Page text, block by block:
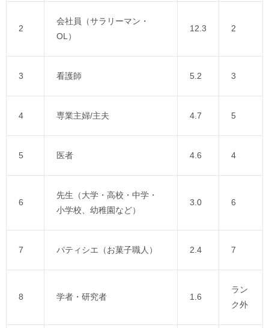
2
会社員（サラリーマン・
OL）
12.3 2
3 看護師 5.2 3
4 専業主婦/主夫 4.7 5
5 医者 4.6 4
6
先生（大学・高校・中学・
小学校、幼稚園など）
3.0 6
7 パティシエ（お菓子職人） 2.4 7
8 学者・研究者 1.6
ラン
ク外